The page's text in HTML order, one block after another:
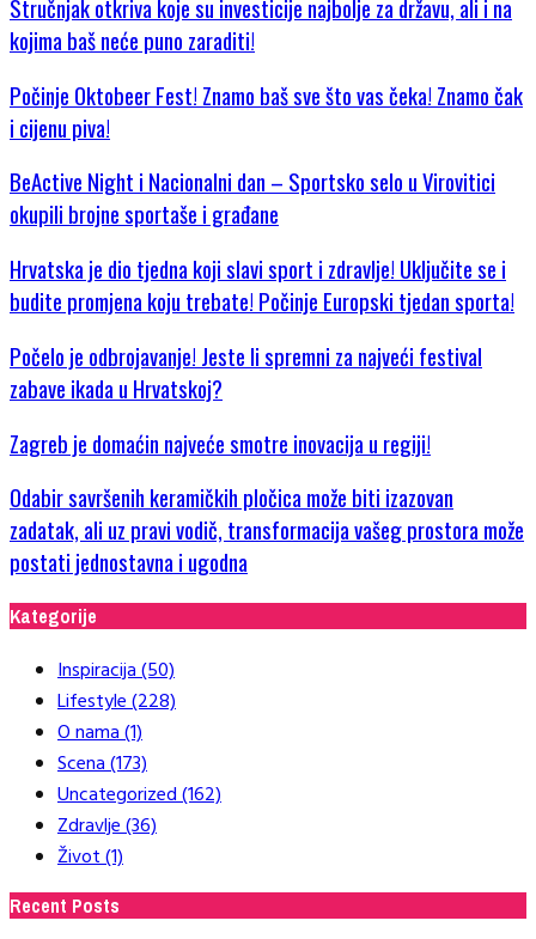
Stručnjak otkriva koje su investicije najbolje za državu, ali i na
kojima baš neće puno zaraditi!
Počinje Oktobeer Fest! Znamo baš sve što vas čeka! Znamo čak
i cijenu piva!
BeActive Night i Nacionalni dan – Sportsko selo u Virovitici
okupili brojne sportaše i građane
Hrvatska je dio tjedna koji slavi sport i zdravlje! Uključite se i
budite promjena koju trebate! Počinje Europski tjedan sporta!
Počelo je odbrojavanje! Jeste li spremni za najveći festival
zabave ikada u Hrvatskoj?
Zagreb je domaćin najveće smotre inovacija u regiji!
Odabir savršenih keramičkih pločica može biti izazovan
zadatak, ali uz pravi vodič, transformacija vašeg prostora može
postati jednostavna i ugodna
Kategorije
Inspiracija(50)
Lifestyle(228)
O nama(1)
Scena(173)
Uncategorized(162)
Zdravlje(36)
Život(1)
Recent Posts